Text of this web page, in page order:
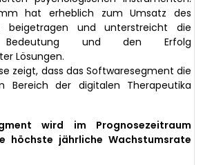
hat erheblich zum Umsatz des
beigetragen und unterstreicht die
Bedeutung und den Erfolg
Lösungen.
zeigt, dass das Softwaresegment die
Bereich der digitalen Therapeutika
wird im Prognosezeitraum
höchste jährliche Wachstumsrate